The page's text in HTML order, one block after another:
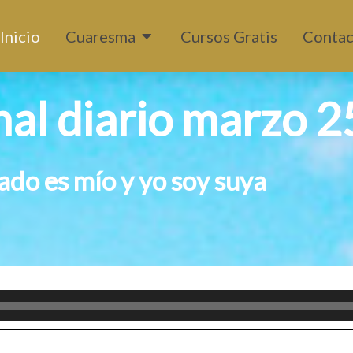
Inicio Cuaresma Abrir CuaresmaCursos Gratis
diario marzo
es mío y yo soy suya